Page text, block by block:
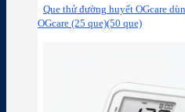
Que thử đường huyết OGcare
OGcare (25 que)(50 que)